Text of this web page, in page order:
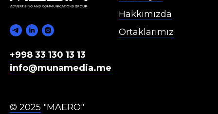
+998 33 130 13 13
info@munamedia.me
© 2025 "MAERO"
Hakkımızda
Ortaklarımız